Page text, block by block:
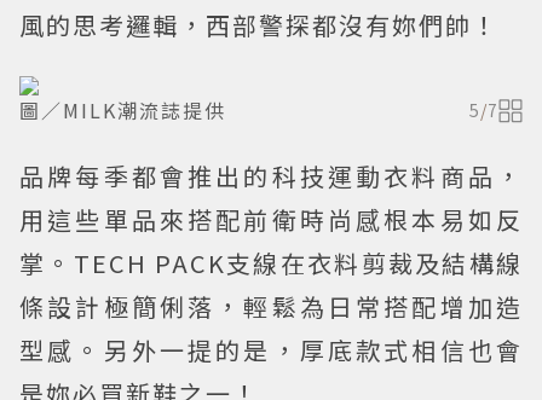
風的思考邏輯，西部警探都沒有妳們帥！
圖／MILK潮流誌提供 5/7
品牌每季都會推出的科技運動衣料商品，
用這些單品來搭配前衛時尚感根本易如反
掌。TECH PACK支線在衣料剪裁及結構線
條設計極簡俐落，輕鬆為日常搭配增加造
型感。另外一提的是，厚底款式相信也會